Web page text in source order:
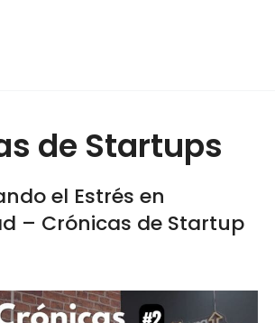
de Startups
el Estrés en
– Crónicas de Startup